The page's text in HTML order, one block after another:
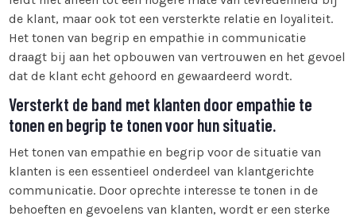
de klant, maar ook tot een versterkte relatie en loyaliteit.
Het tonen van begrip en empathie in communicatie
draagt bij aan het opbouwen van vertrouwen en het gevoel
dat de klant echt gehoord en gewaardeerd wordt.
Versterkt de band met klanten door empathie te
tonen en begrip te tonen voor hun situatie.
Het tonen van empathie en begrip voor de situatie van
klanten is een essentieel onderdeel van klantgerichte
communicatie. Door oprechte interesse te tonen in de
behoeften en gevoelens van klanten, wordt er een sterke